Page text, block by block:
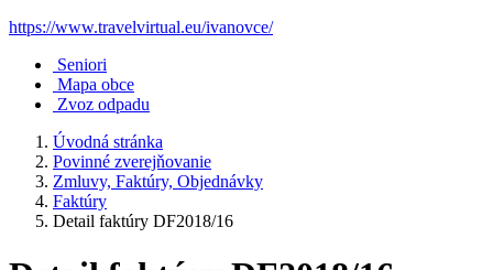
https://www.travelvirtual.eu/ivanovce/
Seniori
Mapa obce
Zvoz odpadu
Úvodná stránka
Povinné zverejňovanie
Zmluvy, Faktúry, Objednávky
Faktúry
Detail faktúry DF2018/16